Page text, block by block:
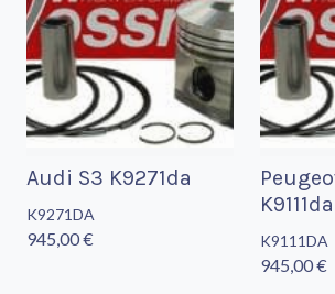
Audi S3 K9271da
K9271DA
945,00 €
K9111da
K9111DA
945,00 €